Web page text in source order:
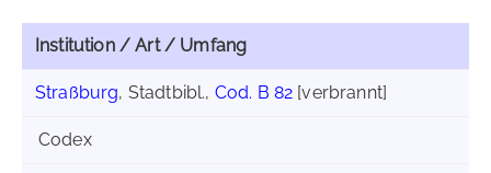
Institution / Art / Umfang
Straßburg, Stadtbibl., Cod. B 82 [verbrannt]
Codex